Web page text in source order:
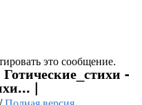
это сообщение.
-
|